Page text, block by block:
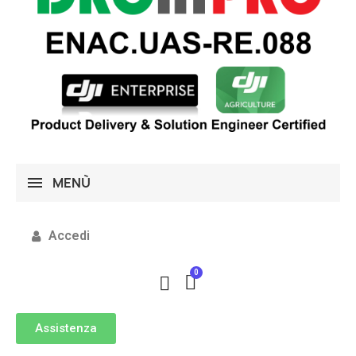
MENÙ
Accedi
Assistenza